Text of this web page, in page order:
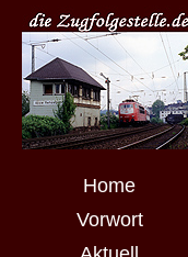
Home
Vorwort